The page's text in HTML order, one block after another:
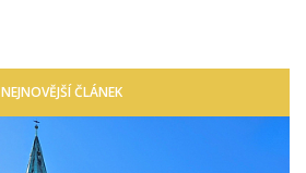
NEJNOVĚJŠÍ ČLÁNEK